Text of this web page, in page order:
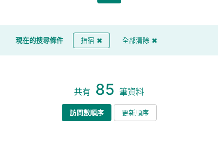
現在的搜尋條件 指宿 全部清除
共有 85 筆資料
訪問數順序 更新順序